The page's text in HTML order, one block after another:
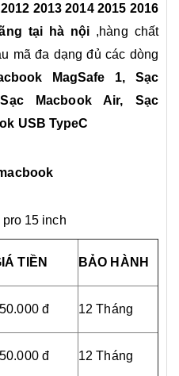
2013 2014 2015 2016
tại hà nội ,hàng chất
mã đa dạng đủ các dòng
MagSafe 1, Sạc
Macbook Air, Sạc
USB TypeC
15 inch
TIỀN BẢO HÀNH
đ 12 Tháng
đ 12 Tháng